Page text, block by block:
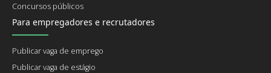
Concursos públicos
Para empregadores e recrutadores
Publicar vaga de emprego
Publicar vaga de estágio